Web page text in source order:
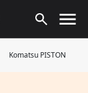
Komatsu PISTON